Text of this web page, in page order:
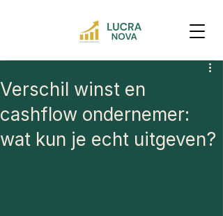
Verschil winst en
cashflow ondernemer:
wat kun je echt uitgeven?